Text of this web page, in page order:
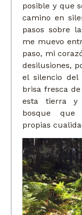
posible y que
camino en
pasos sobre
me muevo
paso, mi
desilusiones,
el silencio
brisa fresca
esta tierra y
bosque que
propias